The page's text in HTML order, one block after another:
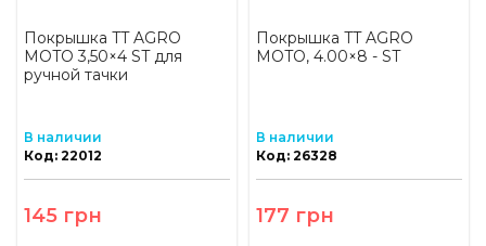
Покрышка TT AGRO
MOTO 3,50×4 ST для
ручной тачки
В наличии
Код: 22012
145 грн
Покрышка TT AGRO
MOTO, 4.00×8 - ST
В наличии
Код: 26328
177 грн